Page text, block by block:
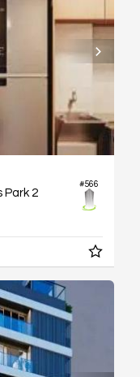
#566
Park 2